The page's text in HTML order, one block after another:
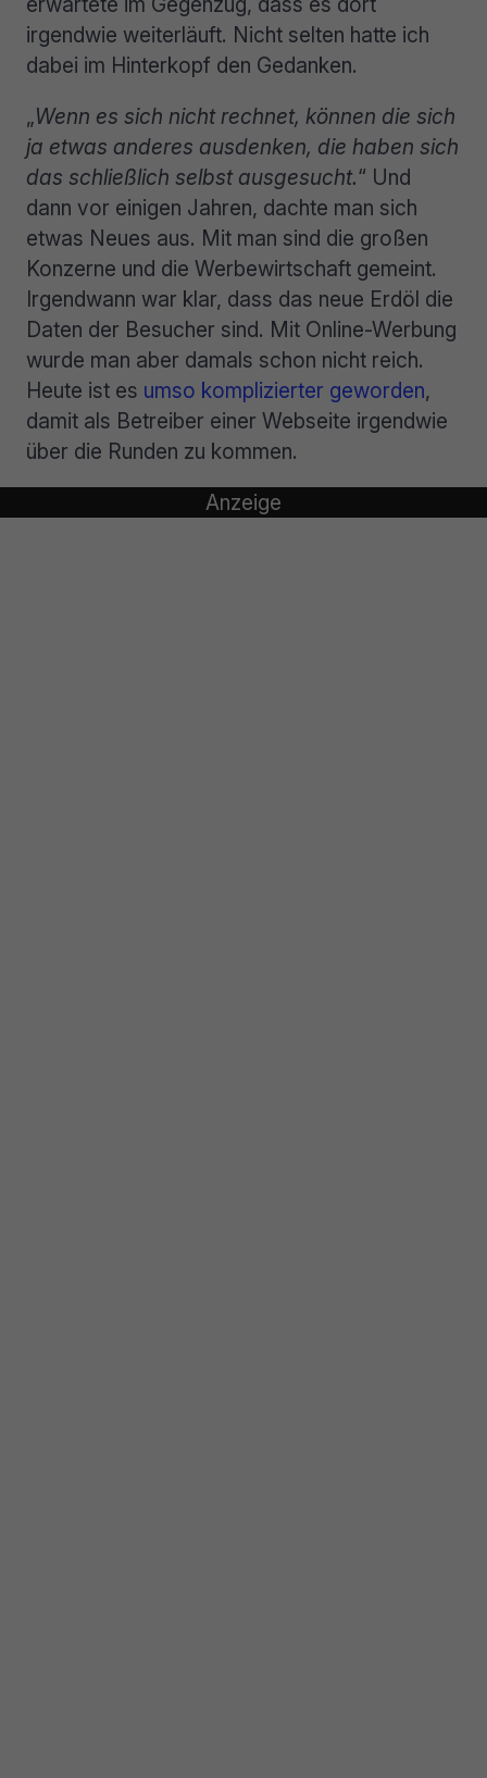
irgendwie weiterläuft. Nicht selten hatte ich
dabei im Hinterkopf den Gedanken.
„Wenn es sich nicht rechnet, können die sich
ja etwas anderes ausdenken, die haben sich
das schließlich selbst ausgesucht.“ Und
dann vor einigen Jahren, dachte man sich
etwas Neues aus. Mit man sind die großen
Konzerne und die Werbewirtschaft gemeint.
Irgendwann war klar, dass das neue Erdöl die
Daten der Besucher sind. Mit Online-Werbung
wurde man aber damals schon nicht reich.
Heute ist es umso komplizierter geworden,
damit als Betreiber einer Webseite irgendwie
über die Runden zu kommen.